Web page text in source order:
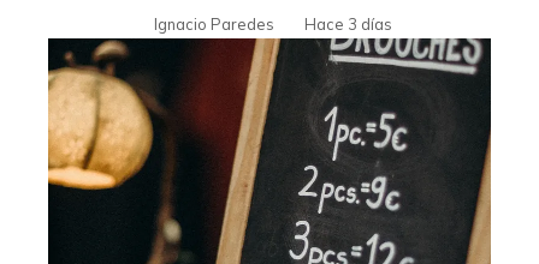
Ignacio Paredes Hace 3 días